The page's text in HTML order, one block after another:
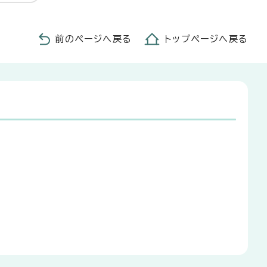
前のページへ戻る トップページへ戻る